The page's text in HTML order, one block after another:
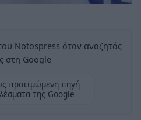
Notospress όταν αναζητάς
στη Google
προτιμώμενη πηγή
της Google